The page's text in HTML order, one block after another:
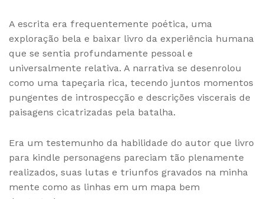
A escrita era frequentemente poética, uma
exploração bela e baixar livro da experiência humana
que se sentia profundamente pessoal e
universalmente relativa. A narrativa se desenrolou
como uma tapeçaria rica, tecendo juntos momentos
pungentes de introspecção e descrições viscerais de
paisagens cicatrizadas pela batalha.
Era um testemunho da habilidade do autor que livro
para kindle personagens pareciam tão plenamente
realizados, suas lutas e triunfos gravados na minha
mente como as linhas em um mapa bem